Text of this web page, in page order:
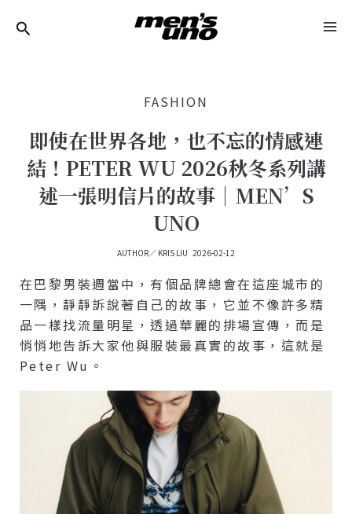
FASHION
即使在世界各地，也不忘的情感連
結！PETER WU 2026秋冬系列講
述一張明信片的故事｜MEN’S
UNO
AUTHOR／ KRIS LIU 2026-02-12
在巴黎男裝週當中，有個品牌總會在這座城市的
一隅，靜靜訴說著自己的故事，它並不像許多精
品一樣找流量明星，透過華麗的排場宣傳，而是
悄悄地告訴大家他與服裝最真實的故事，這就是
Peter Wu。
Navigation